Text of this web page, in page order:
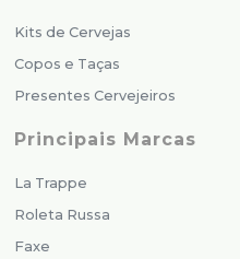
Kits de Cervejas
Copos e Taças
Presentes Cervejeiros
Principais Marcas
La Trappe
Roleta Russa
Faxe